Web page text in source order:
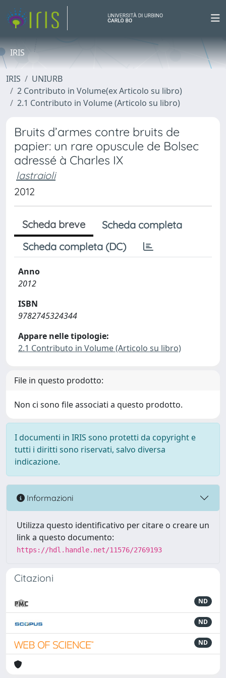
IRIS
IRIS
UNIURB
2 Contributo in Volume(ex Articolo su libro)
2.1 Contributo in Volume (Articolo su libro)
Bruits d’armes contre bruits de
papier: un rare opuscule de Bolsec
adressé à Charles IX
lastraioli
2012
Scheda breve
Scheda completa
Scheda completa (DC)
Anno
2012
ISBN
9782745324344
Appare nelle tipologie:
2.1 Contributo in Volume (Articolo su libro)
File in questo prodotto:
Non ci sono file associati a questo prodotto.
I documenti in IRIS sono protetti da copyright e
tutti i diritti sono riservati, salvo diversa
indicazione.
Informazioni
Utilizza questo identificativo per citare o creare un
link a questo documento:
https://hdl.handle.net/11576/2769193
Citazioni
ND
ND
ND